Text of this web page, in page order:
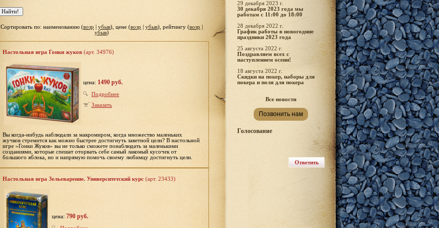
Сортировать по: наименованию (возр убыв), цене (возр убыв), рейтингу (возр
убыв)
Настольная игра Гонки жуков(арт. 34976)
цена: 1490 руб.
Подробнее
Заказать
Вы когда-нибудь наблюдали за макромиром, когда множество маленьких
жучков стремится как можно быстрее достигнуть заветной цели? В настольной
игре «Гонки Жуков» вы не только сможете понаблюдать за маленькими
созданиями, которые спешат оторвать себе самый лакомый кусочек от
большого яблока, но и напрямую помочь своему любимцу достигнуть цели.
Настольная игра Зельеварение. Университетский курс (арт. 23433)
цена: 790 руб.
29 декабря 2023 г.
30 декабря 2023 года мы
работам с 11:00 до 18:00
28 декабря 2022 г.
График работы в новогодние
праздники 2023 года
25 августа 2022 г.
Поздравляем всех с
наступлением осени!
18 августа 2022 г.
Скидки на покер, наборы для
покера и поля для покера
Все новости
Позвонить нам
Голосование